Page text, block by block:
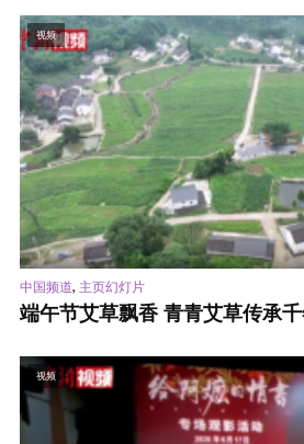
视频
中国频道, 主页幻灯片
端午节艾草飘香 青青艾草传承
视频